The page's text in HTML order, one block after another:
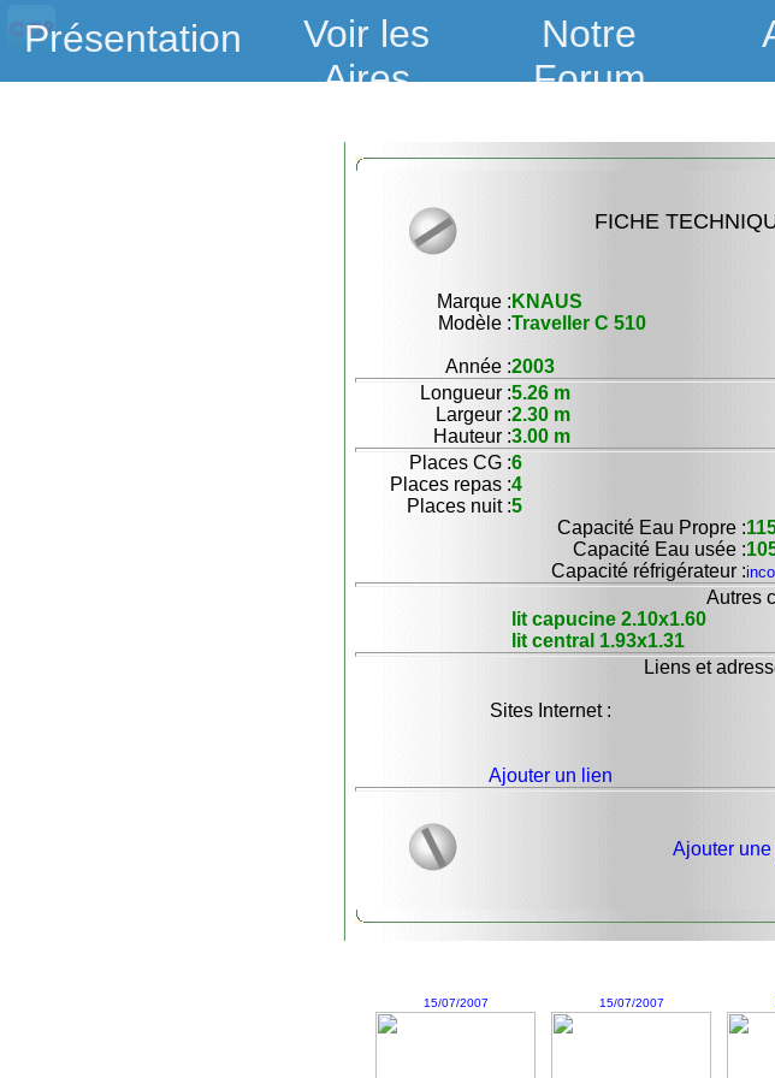
Présentation
Voir les
Aires
Notre
Forum
FICHE
Marque : KNAUS
Modèle :Traveller C 510
Année :2003
Longueur :5.26 m
Largeur :2.30 m
Hauteur :3.00 m
Places CG :6
Places repas :4
Places nuit :5
Capacité Eau Propre :
Capacité Eau usée :
Capacité réfrigérateur :
Autres
lit capucine 2.10x1.60
lit central 1.93x1.31
Liens et
Sites Internet :
Ajouter un lien
Ajouter
15/07/2007 15/07/2007